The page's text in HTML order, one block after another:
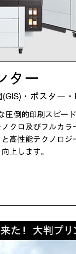
ター
・ポスター・
圧倒的印刷スピー
クロ及びフルカラ
高性能テクノロジ
上します。